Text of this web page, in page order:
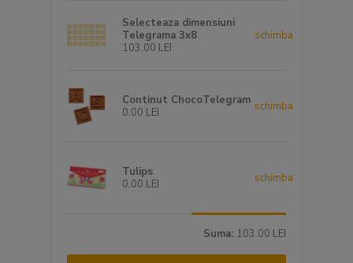
Selecteaza dimensiuni
Telegrama 3x8
103.00 LEI
schimba
Continut ChocoTelegram
0.00 LEI
schimba
Tulips
0.00 LEI
schimba
Suma: 103.00 LEI